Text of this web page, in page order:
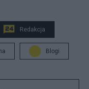
Redakcja
Blogi